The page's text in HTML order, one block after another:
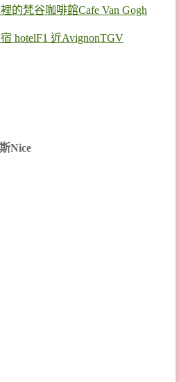
的梵谷咖啡館Cafe Van Gogh
hotelF1 近AvignonTGV
Nice